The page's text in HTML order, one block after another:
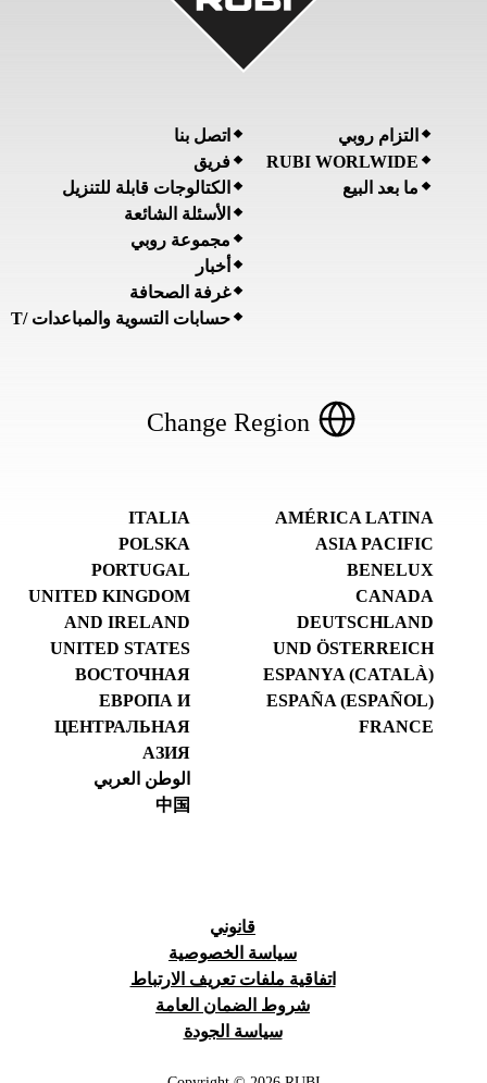
التزام روبي
RUBI WORLWIDE
ما بعد البيع
اتصل بنا
فريق
الكتالوجات قابلة للتنزيل
الأسئلة الشائعة
مجموعة روبي
أخبار
غرفة الصحافة
حسابات التسوية والمباعدات /T
Change Region
AMÉRICA LATINA
ASIA PACIFIC
BENELUX
CANADA
DEUTSCHLAND
UND ÖSTERREICH
ESPANYA (CATALÀ)
ESPAÑA (ESPAÑOL)
FRANCE
ITALIA
POLSKA
PORTUGAL
UNITED KINGDOM
AND IRELAND
UNITED STATES
ВОСТОЧНАЯ
ЕВРОПА И
ЦЕНТРАЛЬНАЯ
АЗИЯ
الوطن العربي
中国
قانوني
سياسة الخصوصية
اتفاقية ملفات تعريف الارتباط
شروط الضمان العامة
سياسة الجودة